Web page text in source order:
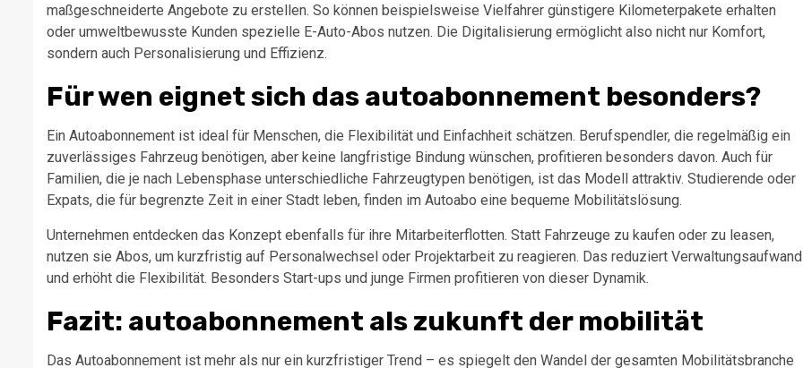
maßgeschneiderte Angebote zu erstellen. So können beispielsweise Vielfahrer günstigere Kilometerpakete erhalten
oder umweltbewusste Kunden spezielle E-Auto-Abos nutzen. Die Digitalisierung ermöglicht also nicht nur Komfort,
sondern auch Personalisierung und Effizienz.
Für wen eignet sich das autoabonnement besonders?
Ein Autoabonnement ist ideal für Menschen, die Flexibilität und Einfachheit schätzen. Berufspendler, die regelmäßig ein
zuverlässiges Fahrzeug benötigen, aber keine langfristige Bindung wünschen, profitieren besonders davon. Auch für
Familien, die je nach Lebensphase unterschiedliche Fahrzeugtypen benötigen, ist das Modell attraktiv. Studierende oder
Expats, die für begrenzte Zeit in einer Stadt leben, finden im Autoabo eine bequeme Mobilitätslösung.
Unternehmen entdecken das Konzept ebenfalls für ihre Mitarbeiterflotten. Statt Fahrzeuge zu kaufen oder zu leasen,
nutzen sie Abos, um kurzfristig auf Personalwechsel oder Projektarbeit zu reagieren. Das reduziert Verwaltungsaufwand
und erhöht die Flexibilität. Besonders Start-ups und junge Firmen profitieren von dieser Dynamik.
Fazit: autoabonnement als zukunft der mobilität
Das Autoabonnement ist mehr als nur ein kurzfristiger Trend – es spiegelt den Wandel der gesamten Mobilitätsbranche